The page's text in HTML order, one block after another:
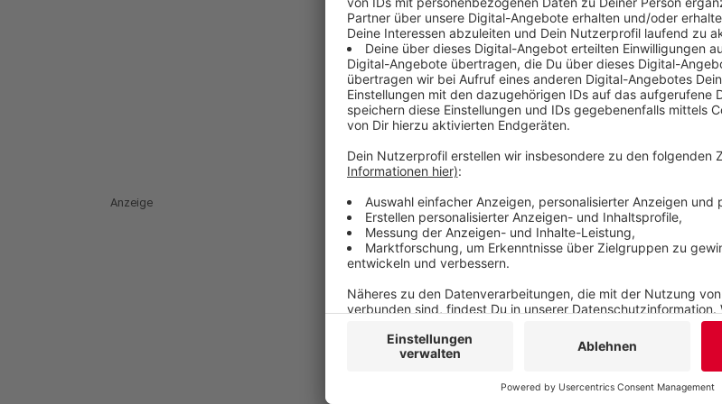
Veröffentlicht:Samstag, 11.06.2022 07:10
Anzeige
Anzeige